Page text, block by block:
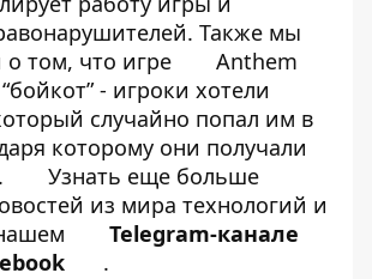
Также мы
о том, что игре
Anthem
“бойкот” - игроки хотели
случайно попал им в
которому они получали
Узнать еще больше
из мира технологий и
Telegram-канале
.